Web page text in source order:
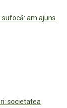
sufocă: am ajuns
societatea